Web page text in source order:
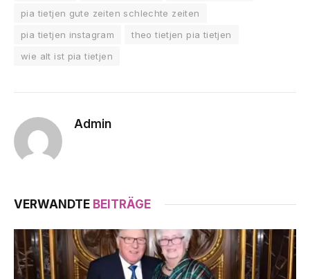
pia tietjen gute zeiten schlechte zeiten
pia tietjen instagram
theo tietjen pia tietjen
wie alt ist pia tietjen
Admin
VERWANDTE BEITRÄGE